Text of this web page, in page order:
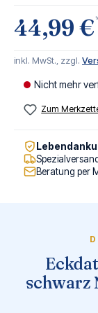
44,99 €
inkl. MwSt., zzgl.
Nicht mehr
Zum
Spezialversand
Beratung per
schwarz